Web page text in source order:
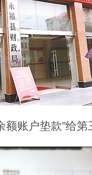
额账户垫款”给